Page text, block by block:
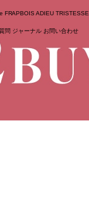
FRAPBOIS ADIEU TRISTESSE
問 ジャーナル お問い合わせ